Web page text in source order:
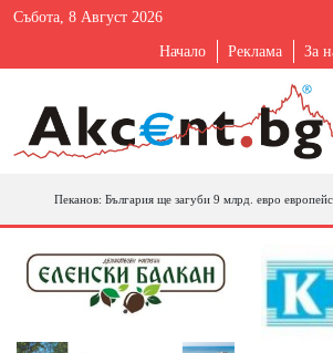
Събота, 8 Август 2026
Начало Реклама За
Пеканов: България ще загуби 9 млрд. евро